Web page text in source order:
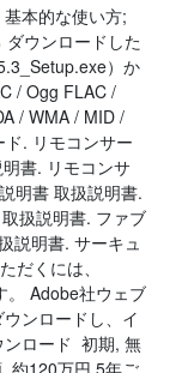
本的な使い方;
ウンロードした
）か
/ Ogg FLAC /
/ WMA / MID /
. リモコンサー
書. リモコンサ
明書 取扱説明書.
扱説明書. ファブ
説明書. サーキュ
だくには、
。 Adobe社ウェブ
ンロードし、イ
ンロード 初期, 無
約120万円 5年ご